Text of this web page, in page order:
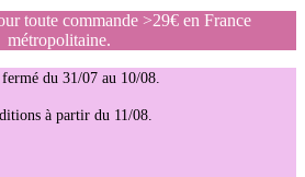
toute commande >29€ en France
métropolitaine.
du 31/07 au 10/08.
à partir du 11/08.